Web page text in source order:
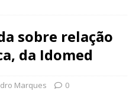
sobre relação
da Idomed
Marques 0